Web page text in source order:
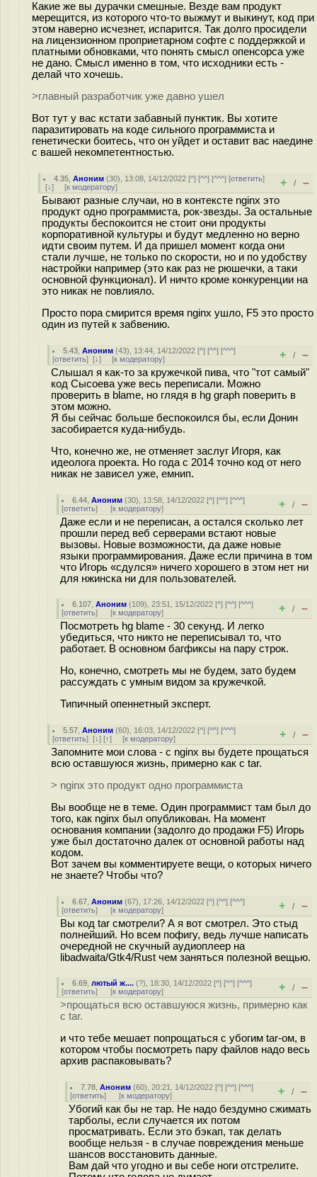
Какие же вы дурачки смешные. Везде вам продукт
мерещится, из которого что-то выжмут и выкинут, код при
этом наверно исчезнет, испарится. Так долго просидели
на лицензионном проприетарном софте с поддержкой и
платными обновками, что понять смысл опенсорса уже
не дано. Смысл именно в том, что исходники есть -
делай что хочешь.
>главный разработчик уже давно ушел
Вот тут у вас кстати забавный пунктик. Вы хотите
паразитировать на коде сильного программиста и
генетически боитесь, что он уйдет и оставит вас наедине
с вашей некомпетентностью.
4.35 ,Аноним (30), 13:08, 14/12/2022 [^] [^^] [^^^] [ответить]
[↓] [к модератору] + / –
Бывают разные случаи, но в контексте nginx это
продукт одно программиста, рок-звезды. За остальные
продукты беспокоится не стоит они продукты
корпоративной культуры и будут медленно но верно
идти своим путем. И да пришел момент когда они
стали лучше, не только по скорости, но и по удобству
настройки например (это как раз не рюшечки, а таки
основной функционал). И ничто кроме конкуренции на
это никак не повлияло.
Просто пора смирится время nginx ушло, F5 это просто
один из путей к забвению.
5.43 ,Аноним (43), 13:44, 14/12/2022 [^] [^^] [^^^]
[ответить] [↓] [к модератору] + / –
Слышал я как-то за кружечкой пива, что "тот самый"
код Сысоева уже весь переписали. Можно
проверить в blame, но глядя в hg graph поверить в
этом можно.
Я бы сейчас больше беспокоился бы, если Донин
засобирается куда-нибудь.
Что, конечно же, не отменяет заслуг Игоря, как
идеолога проекта. Но года с 2014 точно код от него
никак не зависел уже, емнип.
6.44 ,Аноним (30), 13:58, 14/12/2022 [^] [^^] [^^^]
[ответить] [к модератору] + / –
Даже если и не переписан, а остался сколько лет
прошли перед веб серверами встают новые
вызовы. Новые возможности, да даже новые
языки программирования. Даже если причина в том
что Игорь «сдулся» ничего хорошего в этом нет ни
для нжинска ни для пользователей.
6.107 ,Аноним (109), 23:51, 15/12/2022 [^] [^^] [^^^]
[ответить] [к модератору] + / –
Посмотреть hg blame - 30 секунд. И легко
убедиться, что никто не переписывал то, что
работает. В основном багфиксы на пару строк.
Но, конечно, смотреть мы не будем, зато будем
рассуждать с умным видом за кружечкой.
Типичный опеннетный эксперт.
5.57 ,Аноним (60), 16:03, 14/12/2022 [^] [^^] [^^^]
[ответить] [↓] [↑] [к модератору] + / –
Запомните мои слова - с nginx вы будете прощаться
всю оставшуюся жизнь, примерно как с tar.
> nginx это продукт одно программиста
Вы вообще не в теме. Один программист там был до
того, как nginx был опубликован. На момент
основания компании (задолго до продажи F5) Игорь
уже был достаточно далек от основной работы над
кодом.
Вот зачем вы комментируете вещи, о которых ничего
не знаете? Чтобы что?
6.67 ,Аноним (67), 17:26, 14/12/2022 [^] [^^] [^^^]
[ответить] [к модератору] + / –
Вы код tar смотрели? А я вот смотрел. Это стыд
полнейший. Но всем пофигу, ведь лучше написать
очередной не скучный аудиоплеер на
libadwaita/Gtk4/Rust чем заняться полезной вещью.
6.69 ,лютый ж.... (?), 18:30, 14/12/2022 [^] [^^] [^^^]
[ответить] [к модератору] + / –
>прощаться всю оставшуюся жизнь, примерно как
с tar.
и что тебе мешает попрощаться с убогим tar-ом, в
котором чтобы посмотреть пару файлов надо весь
архив распаковывать?
7.78 ,Аноним (60), 20:21, 14/12/2022 [^] [^^] [^^^]
[ответить] [к модератору] + / –
Убогий как бы не тар. Не надо бездумно сжимать
тарболы, если случается их потом
просматривать. Если это бэкап, так делать
вообще нельзя - в случае повреждения меньше
шансов восстановить данные.
Вам дай что угодно и вы себе ноги отстрелите.